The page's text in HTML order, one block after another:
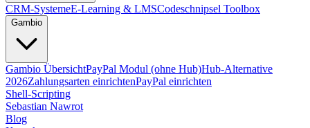
CRM-SystemeE-Learning & LMSCodeschnipsel Toolbox
Gambio
Gambio ÜbersichtPayPal Modul (ohne Hub)Hub-Alternative
2026Zahlungsarten einrichtenPayPal einrichten
Shell-Scripting
Sebastian Nawrot
Blog